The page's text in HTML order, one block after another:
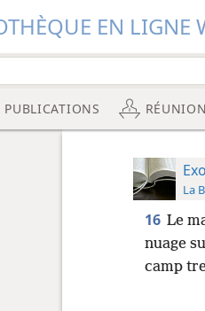
EN
PUBLICATIONS
La
16 Le
nuage
camp